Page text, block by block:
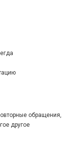
обращения,
другое